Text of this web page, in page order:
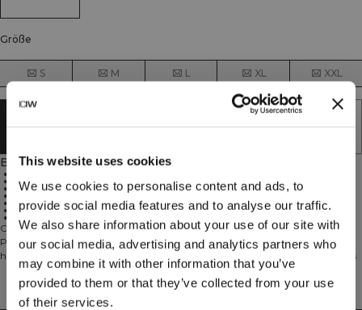
This website uses cookies
We use cookies to personalise content and ads, to
provide social media features and to analyse our traffic.
We also share information about your use of our site with
our social media, advertising and analytics partners who
may combine it with other information that you’ve
provided to them or that they’ve collected from your use
of their services.
Größe
S M L XL XXL
AUSVERKAUFT - BENACHRICHTIGUNG
Beschreibung
Gestreiftes ICIW-Logo vorne
Volle Länge
Standard Fit
Padel-Print
52.3% Nylon, 41.7% Polyester, 6% Spandex
Crafted to perform, designed to win. Die Smash-Kollektion wurde speziell für
Padel-Tennis entwickelt: Im Fokus stehen deine Leistung und Ausdauer Wir
haben uns mit funktionellen Stoffen und erstklassigem Design auf die Details
konzentriert, damit du dich auf dein Spiel konzentrieren kannst. 52.3% nylon
41.7% polyester 6% elastan
Technical Aspects